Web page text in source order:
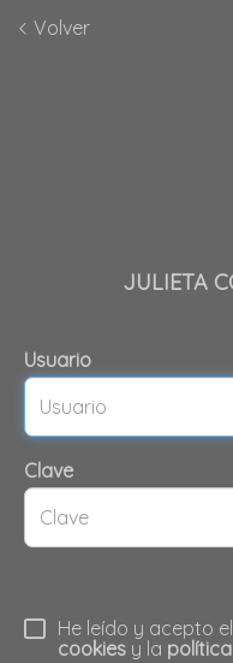
Volver
JULIETA
Usuario
Clave
He leído y acepto el
cookies y la